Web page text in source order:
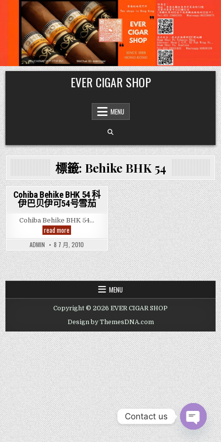
Skip
to
content
EVER CIGAR SHOP
MENU
標籤: Behike BHK 54
Posted
in
Cohiba Behike BHK 54 科
伊巴贝伊可54号雪茄
Cohiba Behike BHK 54…
read more
Behike
BHK
54
科
伊
巴
贝
伊
号
雪
茄
ADMIN 8 7 月, 2010
MENU
Copyright © 2026 EVER CIGAR SHOP
Design by ThemesDNA.com
Contact us
OPEN